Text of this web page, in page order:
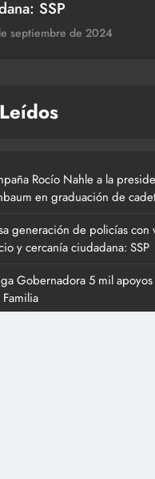
SSP
septiembre de 2024
Rocío Nahle a la
en graduación de
generación de policías con
y cercanía ciudadana: SSP
Gobernadora 5 mil apoyos